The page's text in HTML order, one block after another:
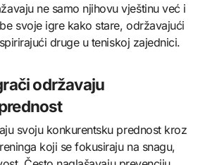
ne samo njihovu vještinu već i
svoje igre kako stare, održavajući
druge u teniskoj zajednici.
održavaju
svoju konkurentsku prednost kroz
koji se fokusiraju na snagu,